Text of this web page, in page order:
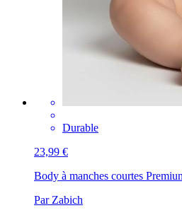
Durable
23,99 €
Body à manches courtes
Par Zabich